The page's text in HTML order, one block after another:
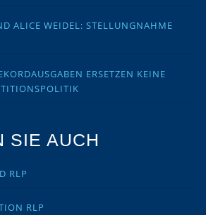
ALICE WEIDEL: STELLUNGNAHME
ERSETZEN KEINE
SIE AUCH
RLP
RLP